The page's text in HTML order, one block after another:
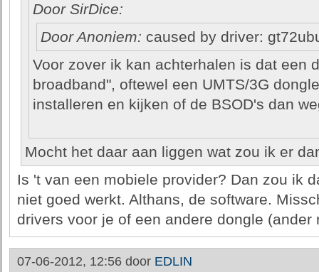
Door SirDice:
Door Anoniem: caused by driver:
Voor zover ik kan achterhalen is dat een
broadband", oftewel een UMTS/3G
installeren en kijken of de BSOD's dan
Mocht het daar aan liggen wat zou ik er
Is 't van een mobiele provider? Dan zou ik
niet goed werkt. Althans, de software.
drivers voor je of een andere dongle (ander
07-06-2012, 12:56 door EDLIN